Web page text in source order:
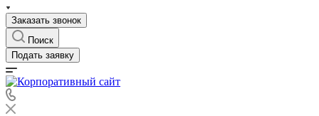
Заказать звонок
Поиск
Подать заявку